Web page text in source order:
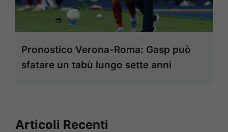
Pronostico Verona-Roma: Gasp può
sfatare un tabù lungo sette anni
Articoli Recenti